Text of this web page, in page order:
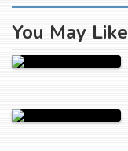
You May Like